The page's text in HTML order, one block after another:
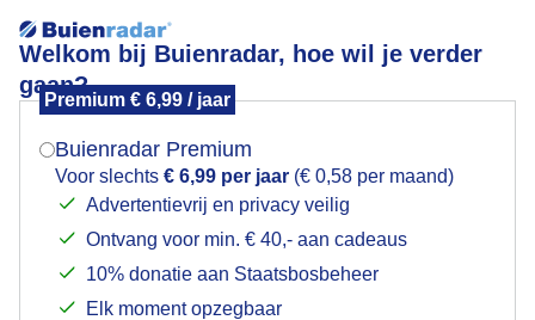
Welkom bij Buienradar, hoe wil je verder
gaan?
Premium € 6,99 / jaar
Buienradar Premium
Voor slechts € 6,99 per jaar (€ 0,58 per maand)
Advertentievrij en privacy veilig
Ontvang voor min. € 40,- aan cadeaus
10% donatie aan Staatsbosbeheer
Elk moment opzegbaar
Wandelaars
Mogen we je locatie gebruiken voor het
Indien je hier nog geen akkoord op hebt gegeven,
verschijnt er zo een pop-up uit je browser waarin